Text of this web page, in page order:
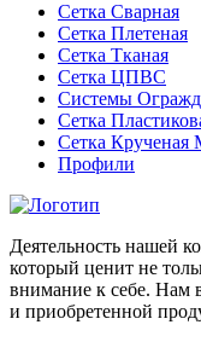
Сетка Сварная
Сетка Плетеная
Сетка Тканая
Сетка ЦПВС
Системы
Сетка
Сетка Крученая
Профили
Деятельность нашей
который ценит не
внимание к себе. Нам
и приобретенной